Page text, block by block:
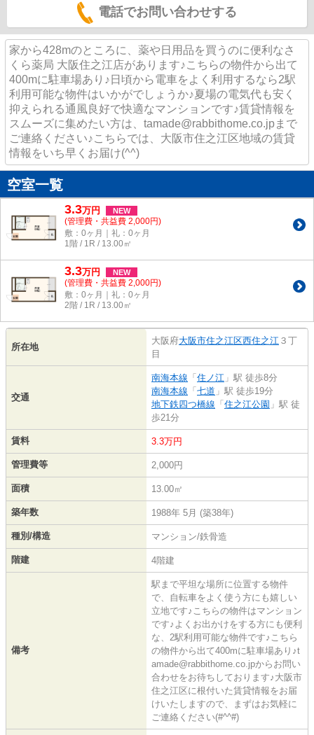
電話でお問い合わせする
家から428mのところに、薬や日用品を買うのに便利なさ
くら薬局 大阪住之江店があります♪こちらの物件から出て
400mに駐車場あり♪日頃から電車をよく利用するなら2駅
利用可能な物件はいかがでしょうか♪夏場の電気代も安く
抑えられる通風良好で快適なマンションです♪賃貸情報を
スムーズに集めたい方は、tamade@rabbithome.co.jpまで
ご連絡ください♪こちらでは、大阪市住之江区地域の賃貸
情報をいち早くお届け(^^)
空室一覧
3.3万円 NEW
(管理費・共益費 2,000円)
敷：0ヶ月｜礼：0ヶ月
1階 / 1R / 13.00㎡
3.3万円 NEW
(管理費・共益費 2,000円)
敷：0ヶ月｜礼：0ヶ月
2階 / 1R / 13.00㎡
所在地
大阪府大阪市住之江区西住之江 ３丁
目
交通
南海本線 「 住ノ江 」駅 徒歩8分
南海本線 「 七道 」駅 徒歩19分
地下鉄四つ橋線 「 住之江公園 」駅 徒
歩21分
賃料 3.3万円
管理費等 2,000円
面積 13.00㎡
築年数 1988年 5月 (築38年)
種別/構造 マンション/鉄骨造
階建 4階建
備考
駅まで平坦な場所に位置する物件
で、自転車をよく使う方にも嬉しい
立地です♪こちらの物件はマンション
です♪よくお出かけをする方にも便利
な、2駅利用可能な物件です♪こちら
の物件から出て400mに駐車場あり♪t
amade@rabbithome.co.jpからお問い
合わせをお待ちしております♪大阪市
住之江区に根付いた賃貸情報をお届
けいたしますので、まずはお気軽に
ご連絡ください(#^^#)